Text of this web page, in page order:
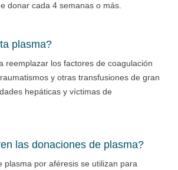
donar cada 4 semanas o más.
plasma?
reemplazar los factores de coagulación
y otras transfusiones de gran
hepáticas y víctimas de
las donaciones de plasma?
plasma por aféresis se utilizan para